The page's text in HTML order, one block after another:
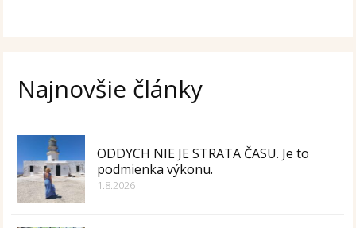
Najnovšie články
ODDYCH NIE JE STRATA ČASU. Je to
podmienka výkonu.
1.8.2026